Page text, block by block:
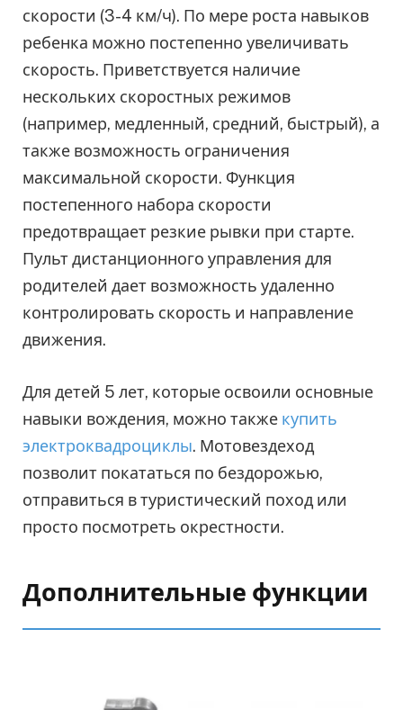
скорости (3-4 км/ч). По мере роста навыков
ребенка можно постепенно увеличивать
скорость. Приветствуется наличие
нескольких скоростных режимов
(например, медленный, средний, быстрый), а
также возможность ограничения
максимальной скорости. Функция
постепенного набора скорости
предотвращает резкие рывки при старте.
Пульт дистанционного управления для
родителей дает возможность удаленно
контролировать скорость и направление
движения.
Для детей 5 лет, которые освоили основные
навыки вождения, можно также купить
электроквадроциклы. Мотовездеход
позволит покататься по бездорожью,
отправиться в туристический поход или
просто посмотреть окрестности.
Дополнительные функции